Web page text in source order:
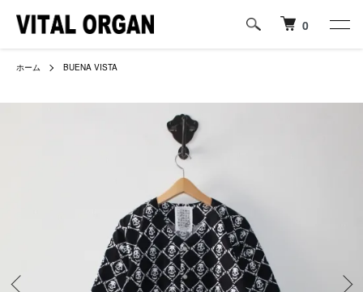
0
ホーム BUENA VISTA